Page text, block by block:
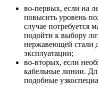
во-первых, если на
повысить уровень
случае потребуется
подойти к выбору
нержавеющей стали
эксплуатации;
во-вторых, если
кабельные линии.
подобные